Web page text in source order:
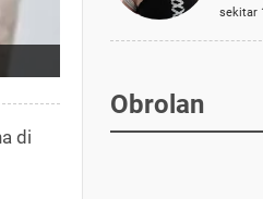
di
10
sekitar
Obrolan